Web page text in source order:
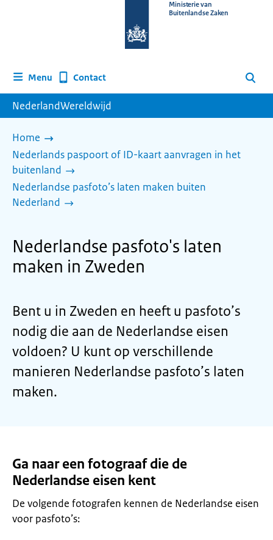
homepage
Ministerie van
Buitenlandse Zaken
Menu Contact Zoeken
NederlandWereldwijd
Home
Nederlands paspoort of ID-kaart aanvragen in het
buitenland
Nederlandse pasfoto’s laten maken buiten
Nederland
Nederlandse pasfoto's laten
maken in Zweden
Bent u in Zweden en heeft u pasfoto’s
nodig die aan de Nederlandse eisen
voldoen? U kunt op verschillende
manieren Nederlandse pasfoto’s laten
maken.
Ga naar een fotograaf die de
Nederlandse eisen kent
De volgende fotografen kennen de Nederlandse eisen
voor pasfoto’s: